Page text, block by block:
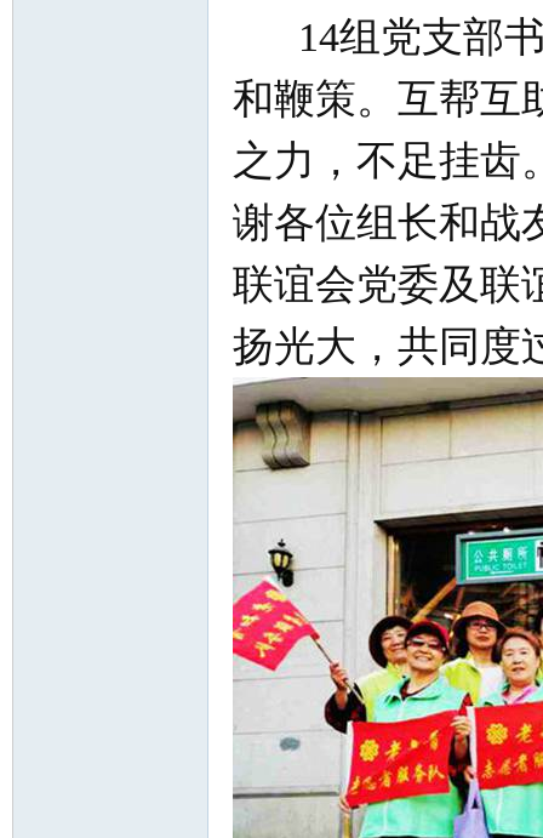
14组党支部
和鞭策。互帮互
之力，不足挂齿
谢各位组长和战
联谊会党委及联
扬光大，共同度